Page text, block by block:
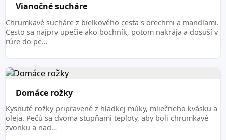
Vianočné sucháre
Chrumkavé sucháre z bielkového cesta s orechmi a mandľami.
Cesto sa najprv upečie ako bochník, potom nakrája a dosuší v
rúre do pe…
Domáce rožky
Kysnuté rožky pripravené z hladkej múky, mliečneho kvásku a
oleja. Pečú sa dvoma stupňami teploty, aby boli chrumkavé
zvonku a nad…